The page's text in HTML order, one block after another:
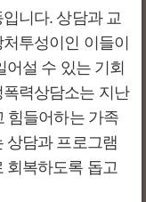
니다. 상담과 교
투성이인 이들이
설 수 있는 기회
력상담소는 지난
힘들어하는 가족
상담과 프로그램
회복하도록 돕고